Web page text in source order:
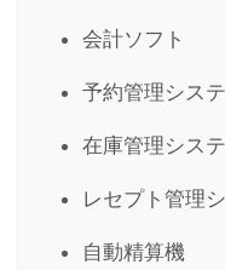
会計ソフト
予約管理シス
在庫管理シス
レセプト管理
自動精算機